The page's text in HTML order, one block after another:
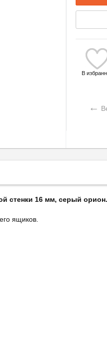
В
←
стенки 16 мм, серый орион.
ящиков.